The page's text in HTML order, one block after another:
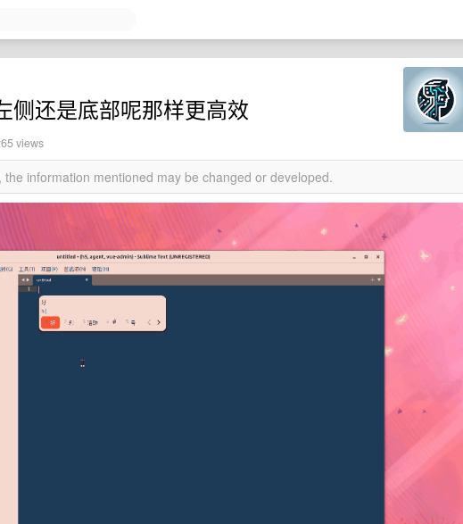
侧还是底部呢那样更高效
views
information mentioned may be changed or developed.